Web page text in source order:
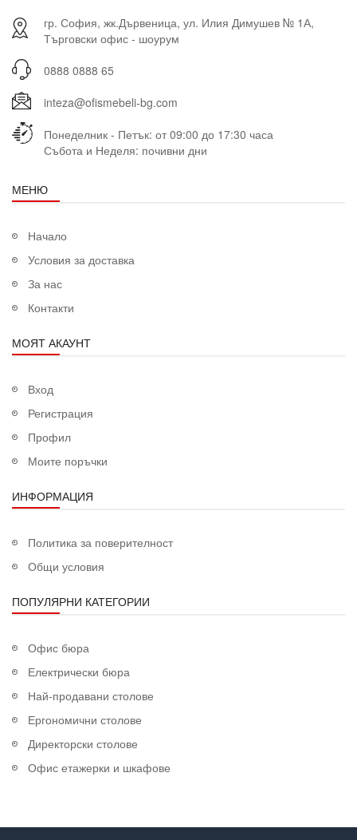
гр. София, жк.Дървеница, ул. Илия Димушев № 1А,
Търговски офис - шоурум
0888 0888 65
inteza@ofismebeli-bg.com
Понеделник - Петък: от 09:00 до 17:30 часа
Събота и Неделя: почивни дни
МЕНЮ
Начало
Условия за доставка
За нас
Контакти
МОЯТ АКАУНТ
Вход
Регистрация
Профил
Моите поръчки
ИНФОРМАЦИЯ
Политика за поверителност
Общи условия
ПОПУЛЯРНИ КАТЕГОРИИ
Офис бюра
Електрически бюра
Най-продавани столове
Ергономични столове
Директорски столове
Офис етажерки и шкафове